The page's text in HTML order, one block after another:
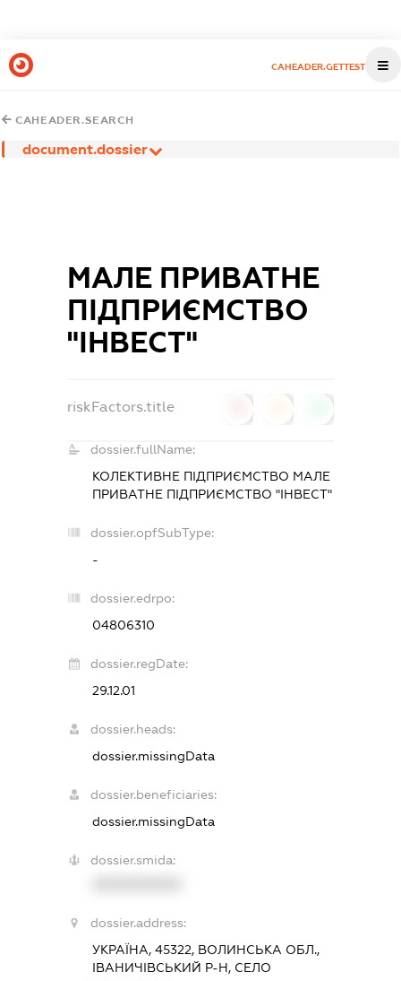
CAHEADER.GETTEST
CAHEADER.SEARCH
document.dossier
МАЛЕ ПРИВАТНЕ
ПІДПРИЄМСТВО
"ІНВЕСТ"
riskFactors.title
dossier.fullName:
КОЛЕКТИВНЕ ПІДПРИЄМСТВО МАЛЕ
ПРИВАТНЕ ПІДПРИЄМСТВО "ІНВЕСТ"
dossier.opfSubType:
-
dossier.edrpo:
04806310
dossier.regDate:
29.12.01
dossier.heads:
dossier.missingData
dossier.beneficiaries:
dossier.missingData
dossier.smida:
dossier.address:
УКРАЇНА, 45322, ВОЛИНСЬКА ОБЛ.,
ІВАНИЧІВСЬКИЙ Р-Н, СЕЛО